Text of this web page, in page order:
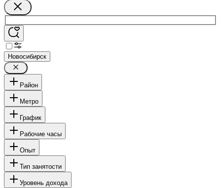
Новосибирск
Район
Метро
График
Рабочие часы
Опыт
Тип занятости
Уровень дохода